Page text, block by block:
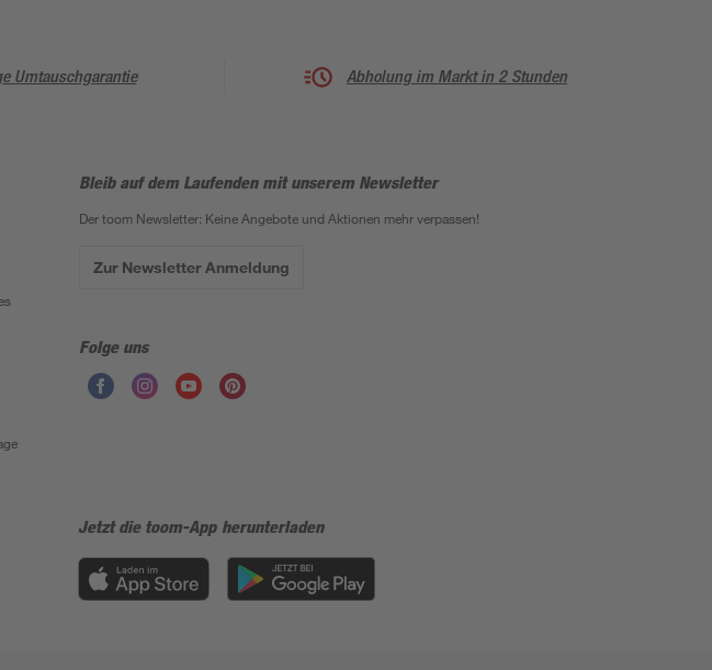
Umtauschgarantie Abholung im Markt in 2 Stunden
Bleib auf dem Laufenden mit unserem Newsletter
Der toom Newsletter: Keine Angebote und Aktionen mehr verpassen!
Zur Newsletter Anmeldung
Folge uns
Jetzt die toom-App herunterladen